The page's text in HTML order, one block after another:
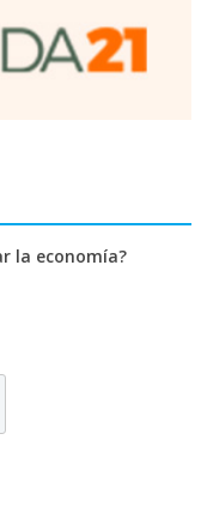
la economía?